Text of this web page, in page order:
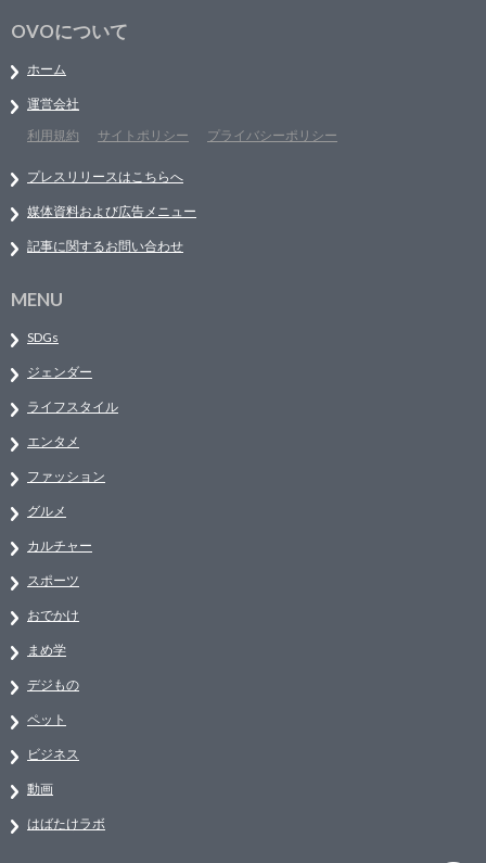
OVOについて
ホーム
運営会社
利用規約
サイトポリシー プライバシーポリシー
プレスリリースはこちらへ
媒体資料および広告メニュー
記事に関するお問い合わせ
MENU
SDGs
ジェンダー
ライフスタイル
エンタメ
ファッション
グルメ
カルチャー
スポーツ
おでかけ
まめ学
デジもの
ペット
ビジネス
動画
はばたけラボ